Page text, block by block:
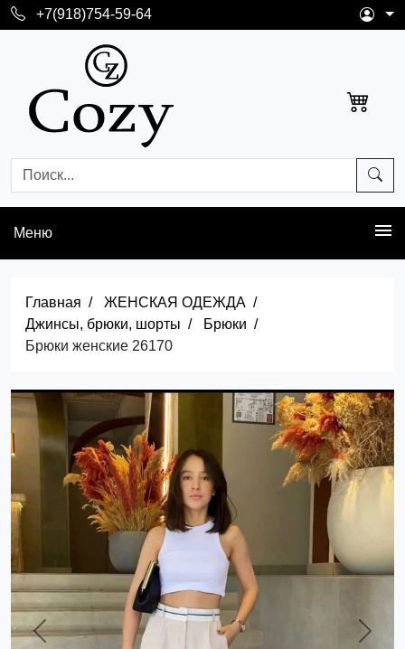
+7(918)754-59-64
Меню
Главная
ЖЕНСКАЯ ОДЕЖДА
Джинсы, брюки, шорты
Брюки
Брюки женские 26170
Previous Next